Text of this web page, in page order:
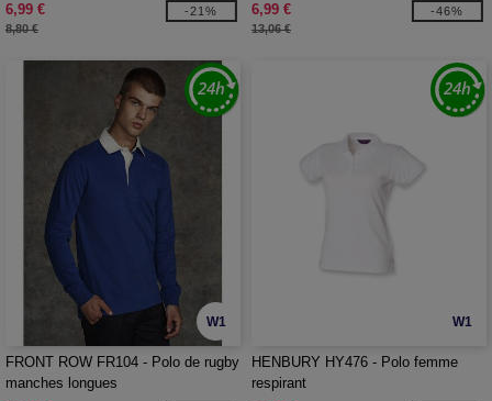
6,99 €
8,80 €
-21%
6,99 €
13,06 €
-46%
W1
FRONT ROW FR104 - Polo de rugby
manches longues
W1
HENBURY HY476 - Polo femme
respirant